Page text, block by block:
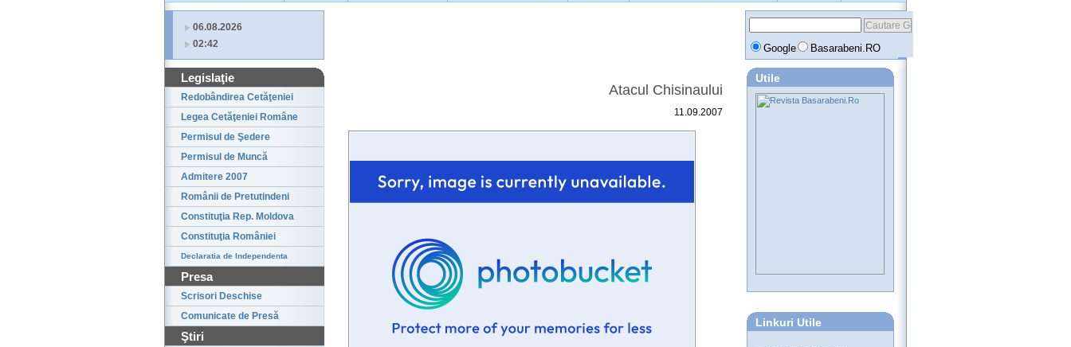
06.08.2026
02:42
Google Basarabeni.RO
Legislaţie
Redobândirea Cetăţeniei
Legea Cetăţeniei Române
Permisul de Şedere
Permisul de Muncă
Admitere 2007
Românii de Pretutindeni
Constituţia Rep. Moldova
Constituţia României
Declaratia de Independenta
Presa
Scrisori Deschise
Comunicate de Presă
Ştiri
Atacul Chisinaului
11.09.2007
Utile
Linkuri Utile